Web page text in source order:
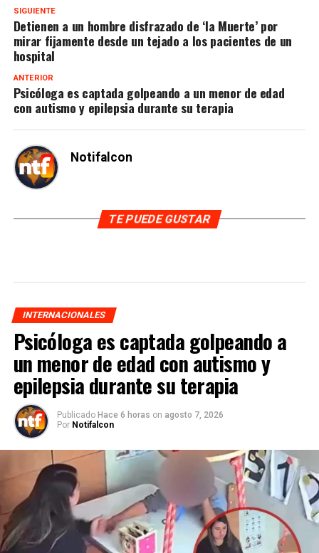
SIGUIENTE
Detienen a un hombre disfrazado de ‘la Muerte’ por
mirar fijamente desde un tejado a los pacientes de un
hospital
ANTERIOR
Psicóloga es captada golpeando a un menor de edad
con autismo y epilepsia durante su terapia
Notifalcon
TE PUEDE GUSTAR
INTERNACIONALES
Psicóloga es captada golpeando a
un menor de edad con autismo y
epilepsia durante su terapia
Publicado Hace 6 horas on agosto 7, 2026
Por Notifalcon